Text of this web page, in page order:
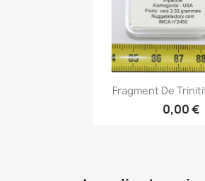
Aperçu
Fragment De
0,00 €